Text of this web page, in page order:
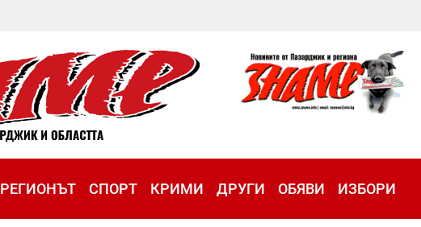
РЕГИОНЪТ СПОРТ КРИМИ ДРУГИ ОБЯВИ ИЗБОРИ